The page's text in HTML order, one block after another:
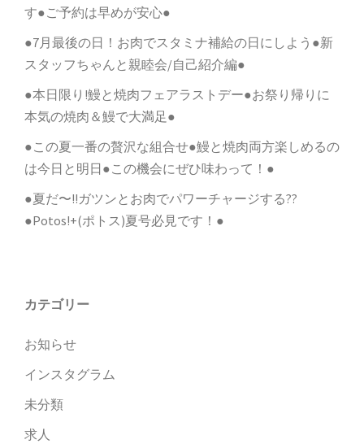
す●ご予約は早めが安心●
●7月最後の日！お肉でスタミナ補給の日にしよう●新
スタッフちゃんと親睦会/自己紹介編●
●本日限り!鰻と焼肉フェアラストデー●お祭り帰りに
本気の焼肉＆鰻で大満足●
●この夏一番の贅沢な組合せ●鰻と焼肉両方楽しめるの
は今日と明日●この機会にぜひ味わって！●
●夏だ〜!!ガツンとお肉でパワーチャージする??
●Potos!+(ポトス)夏号必見です！●
カテゴリー
お知らせ
インスタグラム
未分類
求人